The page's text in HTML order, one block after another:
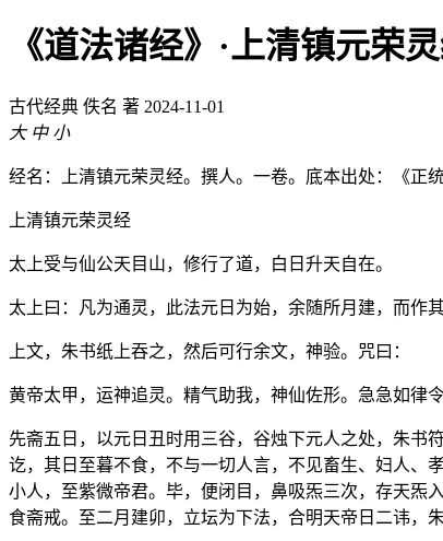
《道法诸经》·上清镇元荣
古代经典 佚名 著 2024-11-01
大 中 小
经名：上清镇元荣灵经。撰人。一卷。底本出处：《正
上清镇元荣灵经
太上受与仙公天目山，修行了道，白日升天自在。
太上曰：凡为通灵，此法元日为始，余随所月建，而作其
上文，朱书纸上吞之，然后可行余文，神验。咒曰：
黄帝太甲，运神追灵。精气助我，神仙佐形。急急如律令
先斋五日，以元日丑时用三谷，谷烛下元人之处，朱书
讫，其日至暮不食，不与一切人言，不见畜生、妇人、
小人，至紫微帝君。毕，便闭目，鼻吸炁三次，存天炁
食斋戒。至二月建卯，立坛为下法，合明天帝日二讳，